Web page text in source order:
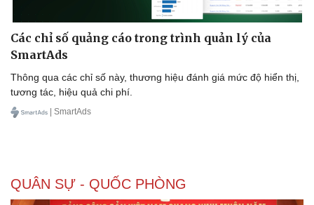
Các chỉ số quảng cáo trong trình quản lý của
SmartAds
Thông qua các chỉ số này, thương hiệu đánh giá mức độ hiển thị,
tương tác, hiệu quả chi phí.
| SmartAds
QUÂN SỰ - QUỐC PHÒNG